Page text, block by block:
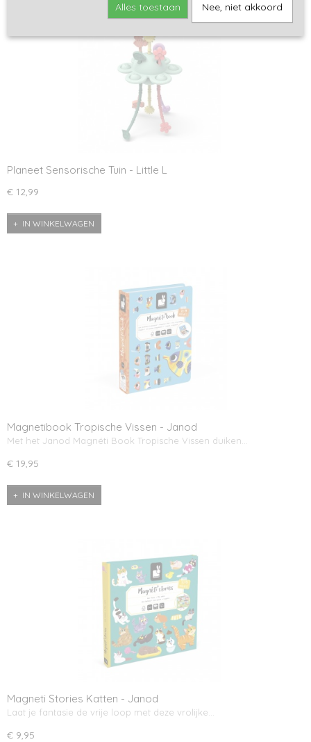
Planeet Sensorische Tuin - Little L
€ 12,99
IN WINKELWAGEN
Magnetibook Tropische Vissen - Janod
Met het Janod Magnéti Book Tropische Vissen duiken…
€ 19,95
IN WINKELWAGEN
Magneti Stories Katten - Janod
Laat je fantasie de vrije loop met deze vrolijke…
€ 9,95
Alles toestaan Nee, niet akkoord